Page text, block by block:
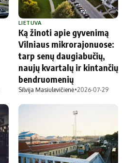
LIETUVA
Ką žinoti apie gyvenimą
Vilniaus mikrorajonuose:
tarp senų daugiabučių,
naujų kvartalų ir kintančių
bendruomenių
Silvija Masiulevičienė•2026-07-29